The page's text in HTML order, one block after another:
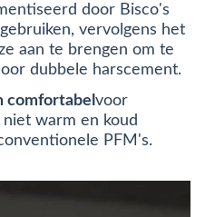
door Bisco's
vervolgens het
aan te brengen om te
dubbele harscement.
comfortabelvoor
warm en koud
PFM's.